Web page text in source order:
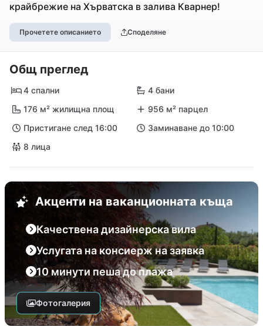
крайбрежие на Хърватска в залива Кварнер!
Прочетете описанието Споделяне
Общ преглед
4 спални
4 бани
176 м² жилищна площ
956 м² парцел
Пристигане след 16:00
Заминаване до 10:00
8 лица
Акценти на ваканционната къща
Качествена дизайнерска вила
Услугата на консиерж на заявка
10 минути пеша до плажа
Фотогалерия